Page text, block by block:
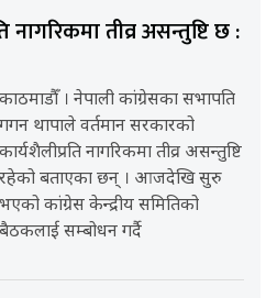
तीव्र असन्तुष्टि छ :
काठमाडौँ । नेपाली कांग्रेसका सभापति
गगन थापाले वर्तमान सरकारको
कार्यशैलीप्रति नागरिकमा तीव्र असन्तुष्टि
रहेको बताएका छन् । आजदेखि सुरु
भएको कांग्रेस केन्द्रीय समितिको
बैठकलाई सम्बोधन गर्दै